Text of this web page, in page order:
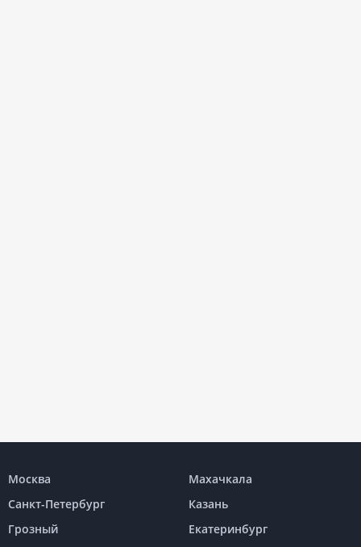
Москва
Махачкала
Санкт-Петербург
Казань
Грозный
Екатеринбург